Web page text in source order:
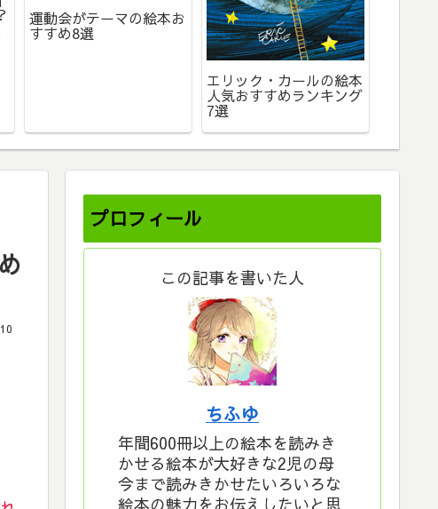
運動会がテーマの絵本お
すすめ8選
エリック・カールの絵本
人気おすすめランキング
7選
プロフィール
この記事を書いた人
ちふゆ
年間600冊以上の絵本を読みき
かせる絵本が大好きな2児の母
今まで読みきかせたいろいろな
絵本の魅力をお伝えしたいと思